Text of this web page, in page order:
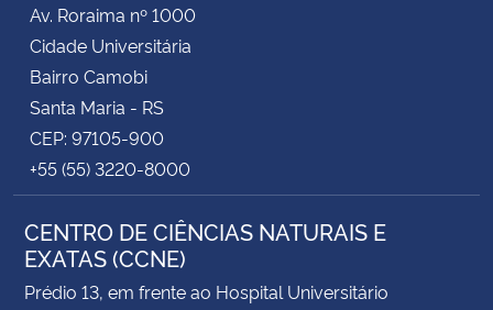
Av. Roraima nº 1000
Cidade Universitária
Bairro Camobi
Santa Maria - RS
CEP: 97105-900
+55 (55) 3220-8000
CENTRO DE CIÊNCIAS NATURAIS E
EXATAS (CCNE)
Prédio 13, em frente ao Hospital Universitário